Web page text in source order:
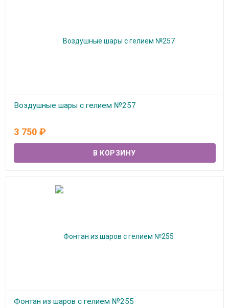
Воздушные шары с гелием №257
3 750 ₽
Фонтан из шаров с гелием №255